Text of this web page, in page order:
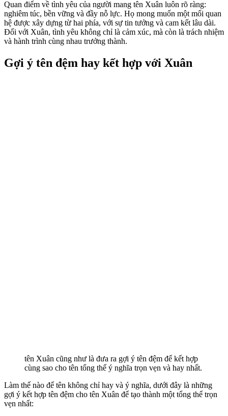
Quan điểm về tình yêu của người mang tên Xuân luôn rõ ràng:
nghiêm túc, bền vững và đầy nỗ lực. Họ mong muốn một mối quan
hệ được xây dựng từ hai phía, với sự tin tưởng và cam kết lâu dài.
Đối với Xuân, tình yêu không chỉ là cảm xúc, mà còn là trách nhiệm
và hành trình cùng nhau trưởng thành.
Gợi ý tên đệm hay kết hợp với Xuân
tên Xuân cũng như là đưa ra gợi ý tên đệm để kết hợp
cùng sao cho tên tổng thể ý nghĩa trọn vẹn và hay nhất.
Làm thế nào để tên không chỉ hay và ý nghĩa, dưới đây là những
gợi ý kết hợp tên đệm cho tên Xuân để tạo thành một tổng thể trọn
vẹn nhất: